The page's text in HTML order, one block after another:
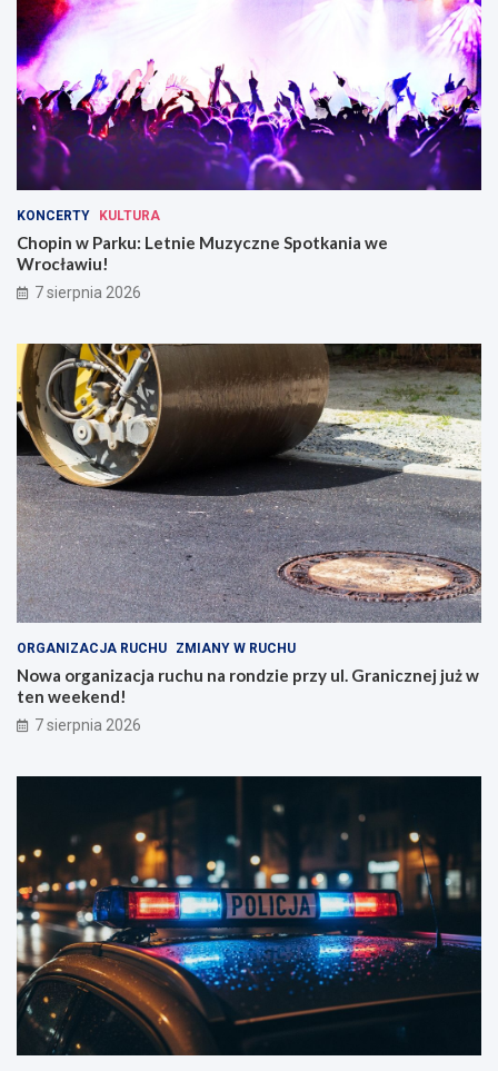
KONCERTY KULTURA
Chopin w Parku: Letnie Muzyczne Spotkania we
Wrocławiu!
7 sierpnia 2026
ORGANIZACJA RUCHU ZMIANY W RUCHU
Nowa organizacja ruchu na rondzie przy ul. Granicznej już w
ten weekend!
7 sierpnia 2026